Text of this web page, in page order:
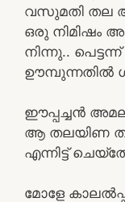
വസുമതി തല
ഒരു നിമിഷം
നിന്നു..
ഊമ്പുന്നതിൽ
ഈപ്പച്ചൻ
ആ തലയിണ
എന്നിട്ട്
മോളേ